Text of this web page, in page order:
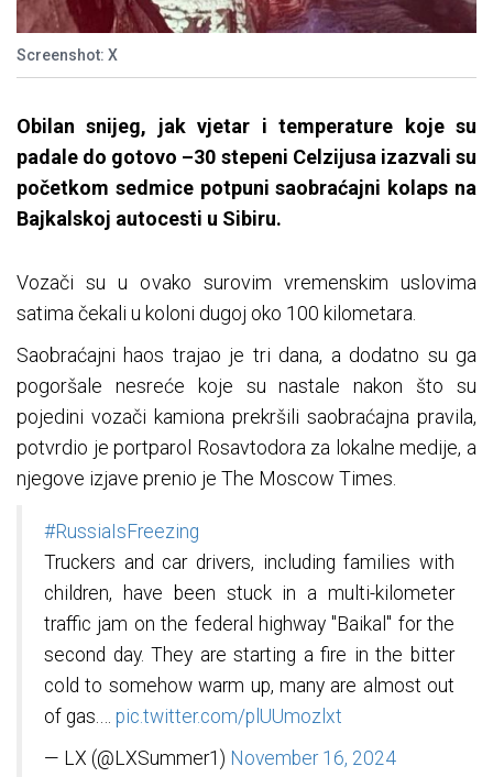
Screenshot: X
Obilan snijeg, jak vjetar i temperature koje su
padale do gotovo –30 stepeni Celzijusa izazvali su
početkom sedmice potpuni saobraćajni kolaps na
Bajkalskoj autocesti u Sibiru.
Vozači su u ovako surovim vremenskim uslovima
satima čekali u koloni dugoj oko 100 kilometara.
Saobraćajni haos trajao je tri dana, a dodatno su ga
pogoršale nesreće koje su nastale nakon što su
pojedini vozači kamiona prekršili saobraćajna pravila,
potvrdio je portparol Rosavtodora za lokalne medije, a
njegove izjave prenio je The Moscow Times.
#RussiaIsFreezing
Truckers and car drivers, including families with
children, have been stuck in a multi-kilometer
traffic jam on the federal highway "Baikal" for the
second day. They are starting a fire in the bitter
cold to somehow warm up, many are almost out
of gas.… pic.twitter.com/plUUmozlxt
— LX (@LXSummer1) November 16, 2024